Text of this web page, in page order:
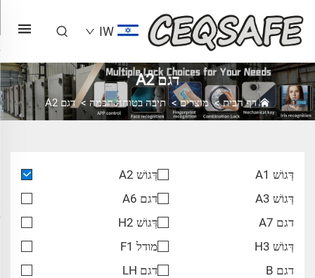
IW
דגם A2
דף הבית>מוצרים>תיבה בטוחה חכמה >דגם A2
דְּגוֹשׁ A1
דְּגוֹשׁ A2
דְּגוֹשׁ A3
דגם A6
דגם A7
דְּגוֹשׁ H2
דְּגוֹשׁ H3
מודל F1
דגם B
דגם LH